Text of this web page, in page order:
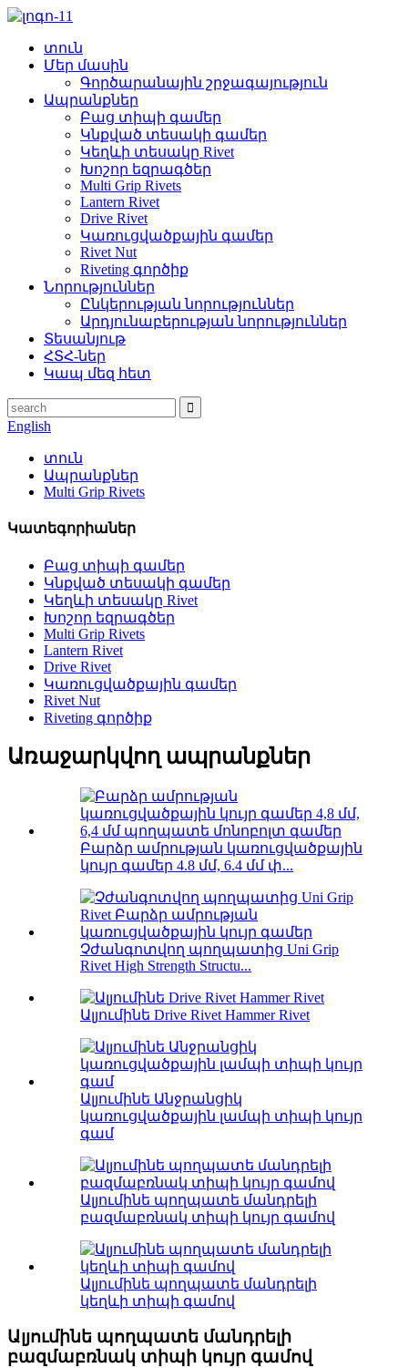
տուն
Մեր մասին
Գործարանային շրջագայություն
Ապրանքներ
Բաց տիպի գամեր
Կնքված տեսակի գամեր
Կեղևի տեսակը Rivet
Խոշոր եզրագծեր
Multi Grip Rivets
Lantern Rivet
Drive Rivet
Կառուցվածքային գամեր
Rivet Nut
Riveting գործիք
Նորություններ
Ընկերության նորություններ
Արդյունաբերության նորություններ
Տեսանյութ
ՀՏՀ-ներ
Կապ մեզ հետ
English
տուն
Ապրանքներ
Multi Grip Rivets
Կատեգորիաներ
Բաց տիպի գամեր
Կնքված տեսակի գամեր
Կեղևի տեսակը Rivet
Խոշոր եզրագծեր
Multi Grip Rivets
Lantern Rivet
Drive Rivet
Կառուցվածքային գամեր
Rivet Nut
Riveting գործիք
Առաջարկվող ապրանքներ
Բարձր ամրության կառուցվածքային
կույր գամեր 4.8 մմ, 6.4 մմ փ...
Չժանգոտվող պողպատից Uni Grip
Rivet High Strength Structu...
Ալյումինե Drive Rivet Hammer Rivet
Ալյումինե Անջրանցիկ
կառուցվածքային լամպի տիպի կույր
գամ
Ալյումինե պողպատե մանդրելի
բազմաբռնակ տիպի կույր գամով
Ալյումինե պողպատե մանդրելի
կեղևի տիպի գամով
Ալյումինե պողպատե մանդրելի
բազմաբռնակ տիպի կույր գամով